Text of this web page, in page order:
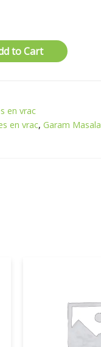
to Cart
en vrac
en vrac,Garam Masala